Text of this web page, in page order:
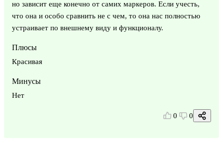
но зависит еще конечно от самих маркеров. Если учесть,
что она и особо сравнить не с чем, то она нас полностью
устраивает по внешнему виду и функционалу.
Плюсы
Красивая
Минусы
Нет
0 0